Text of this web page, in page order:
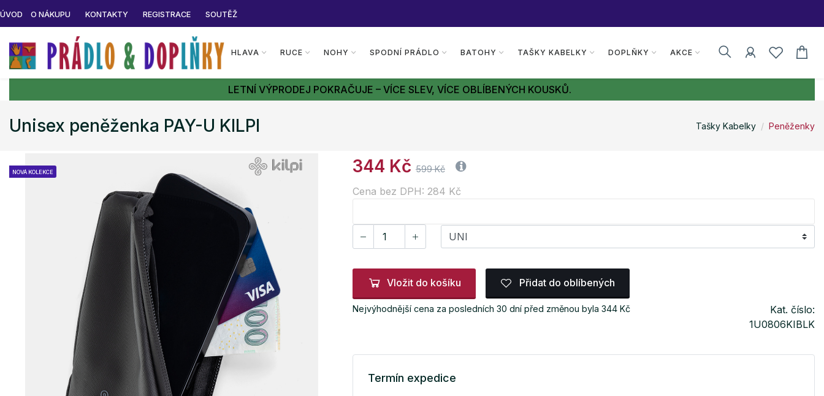
ÚVOD O NÁKUPU KONTAKTY REGISTRACE SOUTĚŽ
HLAVA RUCE NOHY SPODNÍ PRÁDLO BATOHY TAŠKY KABELKY DOPLŇKY AKCE
LETNÍ VÝPRODEJ POKRAČUJE – VÍCE SLEV, VÍCE OBLÍBENÝCH KOUSKŮ.
Unisex peněženka PAY-U KILPI Tašky Kabelky Peněženky
NOVÁ KOLEKCE 344 Kč 599 Kč
Cena bez DPH: 284 Kč
Vložit do košíku Přidat do oblíbených
Nejvýhodnější cena za posledních 30 dní před změnou byla 344 Kč
Kat. číslo:
1U0806KIBLK
Termín expedice